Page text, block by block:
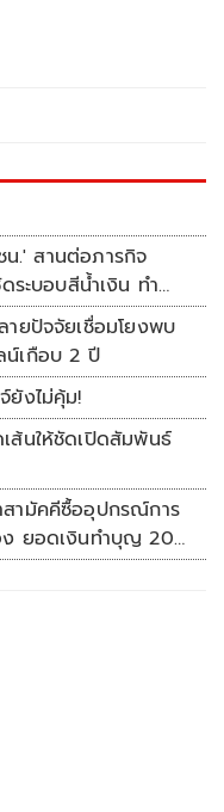
.' สานต่อภารกิจ
ระบอบสีน้ำเงิน ทำ
ลอน
ยปัจจัยเชื่อมโยงพบ
น์เกือบ 2 ปี
งไม่คุ้ม!
ส้นให้ชัดเปิดสัมพันธ์
ามัคคีซื้ออุปกรณ์การ
ง ยอดเงินทำบุญ 20